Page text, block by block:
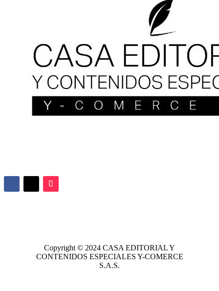
Copyright © 2024 CASA EDITORIALY
CONTENIDOS ESPECIALES Y-COMERCE
S.A.S.